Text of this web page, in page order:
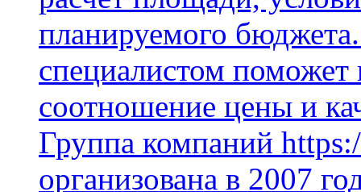
планируемого
специалистом поможет
соотношение цены и
Группа компаний
организована в 2007